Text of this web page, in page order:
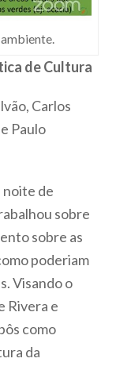
de Cultura
Carlos
Paulo
noite de
sobre
sobre as
poderiam
Visando o
Rivera e
como
da